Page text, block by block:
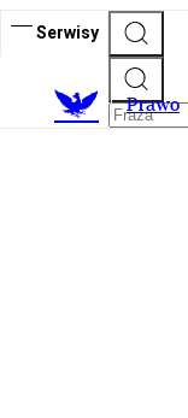
Serwisy
Prawo